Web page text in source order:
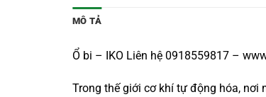
MÔ TẢ
Ổ bi – IKO Liên hệ 0918559817 –
Trong thế giới cơ khí tự động hóa,